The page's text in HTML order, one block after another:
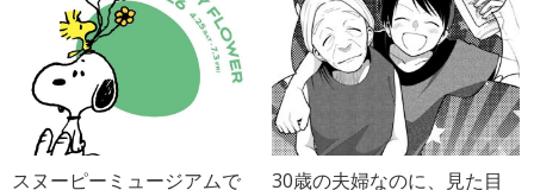
スヌーピーミュージアムで
30歳の夫婦なのに、見た目